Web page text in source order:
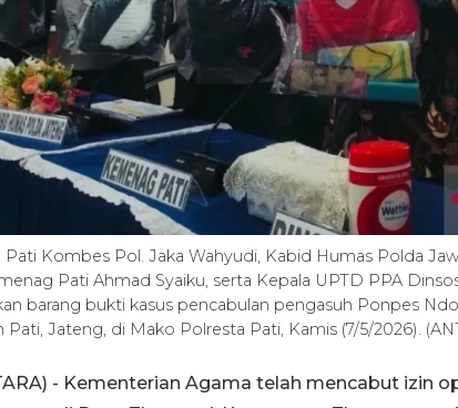
Pati Kombes Pol. Jaka Wahyudi, Kabid Humas Polda
Pati Ahmad Syaiku, serta Kepala UPTD PPA
barang bukti kasus pencabulan pengasuh Ponpes
Pati, Jateng, di Mako Polresta Pati, Kamis (7/5/2026).
- Kementerian Agama telah mencabut izin